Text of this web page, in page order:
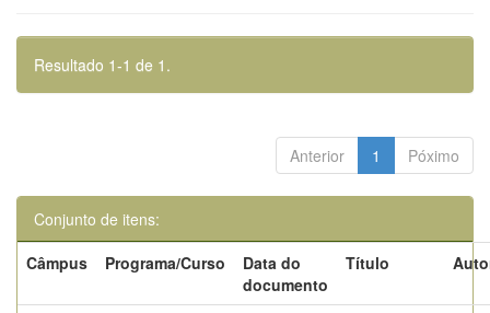
Resultado 1-1 de 1.
Anterior 1 Póximo
Conjunto de itens:
Câmpus
Programa/Curso
Data do
documento
Título